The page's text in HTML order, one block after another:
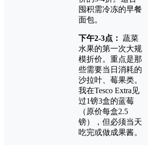
囤积需冷冻的早餐
面包。
下午2-3点： 蔬菜
水果的第一次大规
模折价。重点是那
些需要当日消耗的
沙拉叶、莓果类。
我在Tesco Extra见
过1镑3盒的蓝莓
（原价每盒2.5
镑），但必须当天
吃完或做成果酱。